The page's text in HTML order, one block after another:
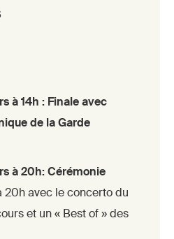
à 14h : Finale avec
de la Garde
à 20h: Cérémonie
20h avec le concerto du
et un « Best of » des